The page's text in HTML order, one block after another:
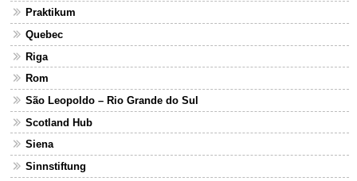
Praktikum
Quebec
Riga
Rom
São Leopoldo – Rio Grande do Sul
Scotland Hub
Siena
Sinnstiftung